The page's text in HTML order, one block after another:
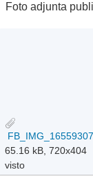
Foto adjunta
65.16 kB, 720x404
visto